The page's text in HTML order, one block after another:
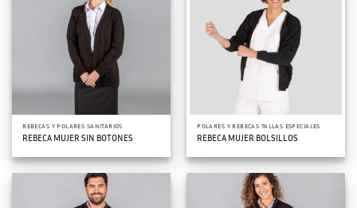
REBECAS Y POLARES SANITARIOS
REBECA MUJER SIN BOTONES
POLARES Y REBECAS TALLAS ESPECIALES
REBECA MUJER BOLSILLOS